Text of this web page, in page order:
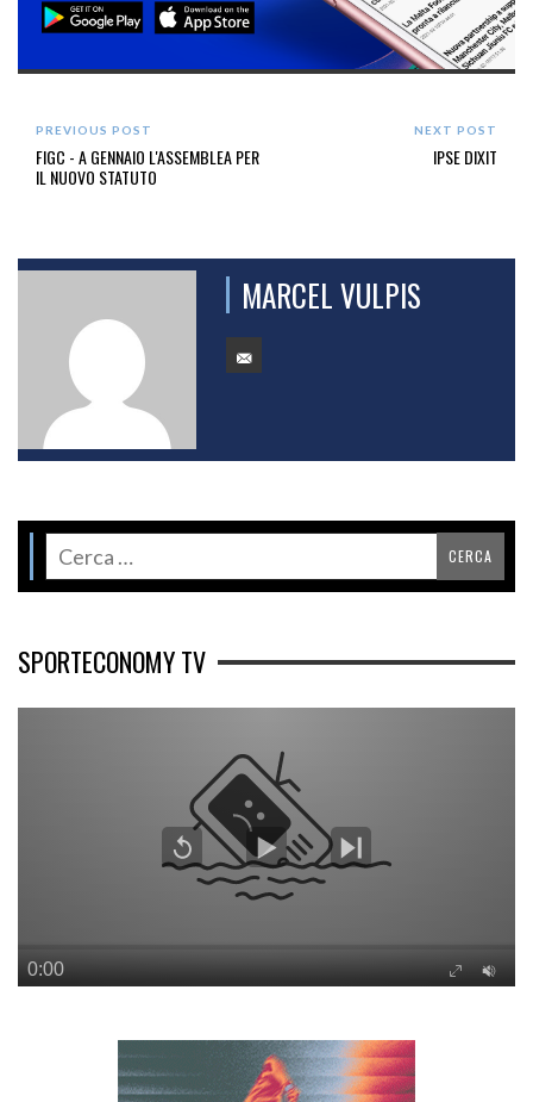
PREVIOUS POST
FIGC - A GENNAIO L'ASSEMBLEA PER
IL NUOVO STATUTO
NEXT POST
IPSE DIXIT
MARCEL VULPIS
SPORTECONOMY TV